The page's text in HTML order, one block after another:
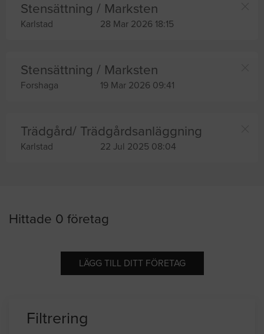
Stensättning / Marksten
Karlstad 28 Mar 2026 18:15
Stensättning / Marksten
Forshaga 19 Mar 2026 09:41
Trädgård/ Trädgårdsanläggning
Karlstad 22 Jul 2025 08:04
Hittade 0 företag
LÄGG TILL DITT FÖRETAG
Filtrering